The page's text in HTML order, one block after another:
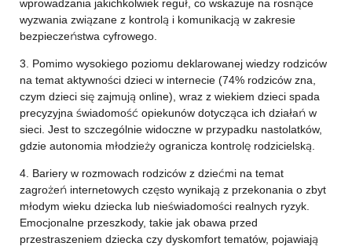
wprowadzania jakichkolwiek reguł, co wskazuje na rosnące
wyzwania związane z kontrolą i komunikacją w zakresie
bezpieczeństwa cyfrowego.
3. Pomimo wysokiego poziomu deklarowanej wiedzy rodziców
na temat aktywności dzieci w internecie (74% rodziców zna,
czym dzieci się zajmują online), wraz z wiekiem dzieci spada
precyzyjna świadomość opiekunów dotycząca ich działań w
sieci. Jest to szczególnie widoczne w przypadku nastolatków,
gdzie autonomia młodzieży ogranicza kontrolę rodzicielską.
4. Bariery w rozmowach rodziców z dziećmi na temat
zagrożeń internetowych często wynikają z przekonania o zbyt
młodym wieku dziecka lub nieświadomości realnych ryzyk.
Emocjonalne przeszkody, takie jak obawa przed
przestraszeniem dziecka czy dyskomfort tematów, pojawiają